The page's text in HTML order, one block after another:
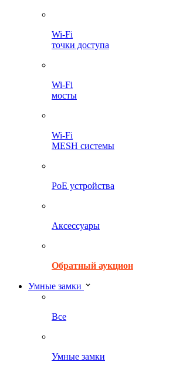
Wi-Fi
точки доступа
Wi-Fi
мосты
Wi-Fi
MESH системы
PoE устройства
Аксессуары
Обратный аукцион
Умные замки
Все
Умные замки